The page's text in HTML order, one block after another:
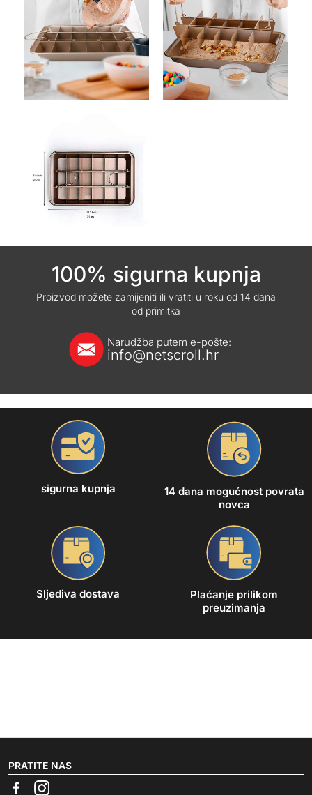
100% sigurna kupnja
Proizvod možete zamijeniti ili vratiti u roku od 14 dana
od primitka
Narudžba putem e-pošte:
info@netscroll.hr
sigurna kupnja
14 dana mogućnost povrata
novca
Sljediva dostava
Plaćanje prilikom
preuzimanja
PRATITE NAS